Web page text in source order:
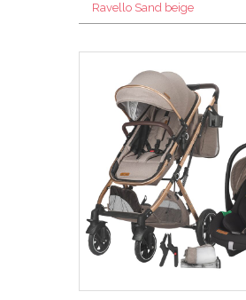
Ravello Sand beige